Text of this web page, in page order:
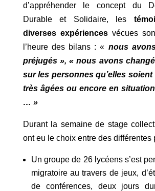
d’appréhender le concept du
Durable et Solidaire, les
diverses expériencesvécues
l’heure des bilans : « nous
préjugés », « nous avons
sur les personnes qu’elles
très âgées ou encore en
… »
Durant la semaine de stage
ont eu le choix entre des différentes
Un groupe de 26 lycéens s’est
migratoire au travers de jeux,
de conférences, deux jours